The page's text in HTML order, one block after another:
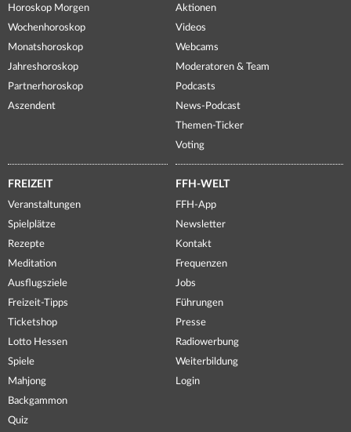
Horoskop Morgen
Wochenhoroskop
Monatshoroskop
Jahreshoroskop
Partnerhoroskop
Aszendent
Aktionen
Videos
Webcams
Moderatoren & Team
Podcasts
News-Podcast
Themen-Ticker
Voting
FREIZEIT
Veranstaltungen
Spielplätze
Rezepte
Meditation
Ausflugsziele
Freizeit-Tipps
Ticketshop
Lotto Hessen
Spiele
Mahjong
Backgammon
Quiz
FFH-WELT
FFH-App
Newsletter
Kontakt
Frequenzen
Jobs
Führungen
Presse
Radiowerbung
Weiterbildung
Login